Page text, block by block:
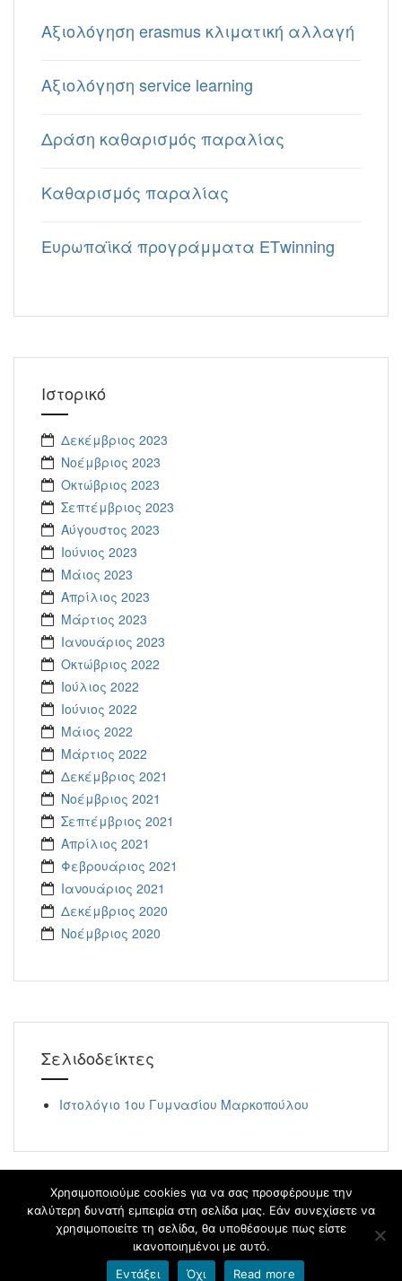
Aξιολόγηση erasmus κλιματική αλλαγή
Aξιολόγηση service learning
Δράση καθαρισμός παραλίας
Καθαρισμός παραλίας
Eυρωπαϊκά προγράμματα ΕΤwinning
Ιστορικό
Δεκέμβριος 2023
Νοέμβριος 2023
Οκτώβριος 2023
Σεπτέμβριος 2023
Αύγουστος 2023
Ιούνιος 2023
Μάιος 2023
Απρίλιος 2023
Μάρτιος 2023
Ιανουάριος 2023
Οκτώβριος 2022
Ιούλιος 2022
Ιούνιος 2022
Μάιος 2022
Μάρτιος 2022
Δεκέμβριος 2021
Νοέμβριος 2021
Σεπτέμβριος 2021
Απρίλιος 2021
Φεβρουάριος 2021
Ιανουάριος 2021
Δεκέμβριος 2020
Νοέμβριος 2020
Σελιδοδείκτες
Ιστολόγιο 1ου Γυμνασίου Μαρκοπούλου
blogs.sch.gr
Χρησιμοποιούμε cookies για να σας προσφέρουμε την
καλύτερη δυνατή εμπειρία στη σελίδα μας. Εάν συνεχίσετε να
χρησιμοποιείτε τη σελίδα, θα υποθέσουμε πως είστε
ικανοποιημένοι με αυτό.
Εντάξει
Όχι Read more